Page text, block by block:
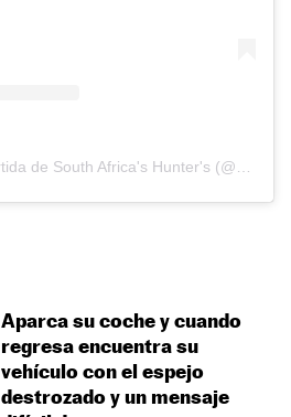
Una publicación compartida de South Africa's Hunter's (@south_africas_hunters)
Aparca su coche y cuando
regresa encuentra su
vehículo con el espejo
destrozado y un mensaje